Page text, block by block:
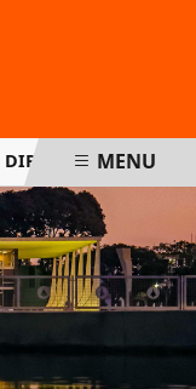
AO STJMENU